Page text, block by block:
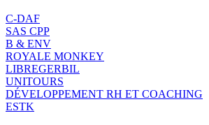
C-DAF
SAS CPP
B & ENV
ROYALE MONKEY
LIBREGERBIL
UNITOURS
DÉVELOPPEMENT RH ET COACHING
ESTK